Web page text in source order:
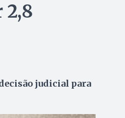
2,8
judicial para